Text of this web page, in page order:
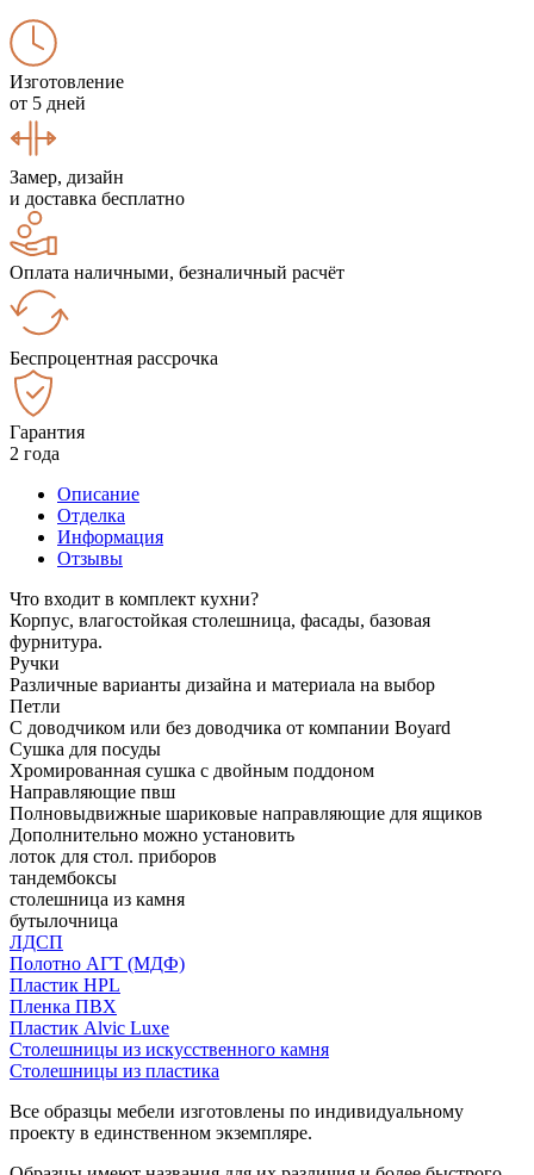
Изготовление
от 5 дней
Замер, дизайн
и доставка бесплатно
Оплата наличными, безналичный расчёт
Беспроцентная рассрочка
Гарантия
2 года
Описание
Отделка
Информация
Отзывы
Что входит в комплект кухни?
Корпус, влагостойкая столешница, фасады, базовая
фурнитура.
Ручки
Различные варианты дизайна и материала на выбор
Петли
С доводчиком или без доводчика от компании Boyard
Сушка для посуды
Хромированная сушка с двойным поддоном
Направляющие пвш
Полновыдвижные шариковые направляющие для ящиков
Дополнительно можно установить
лоток для стол. приборов
тандембоксы
столешница из камня
бутылочница
ЛДСП
Полотно АГТ (МДФ)
Пластик HPL
Пленка ПВХ
Пластик Alvic Luxe
Столешницы из искусственного камня
Столешницы из пластика
Все образцы мебели изготовлены по индивидуальному
проекту в единственном экземпляре.